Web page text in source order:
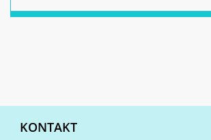
Fußzeilenmenü
KONTAKT